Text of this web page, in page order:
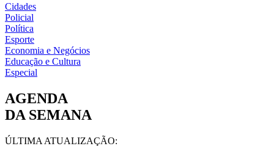
Cidades
Policial
Política
Esporte
Economia e Negócios
Educação e Cultura
Especial
AGENDA
DA SEMANA
ÚLTIMA ATUALIZAÇÃO: